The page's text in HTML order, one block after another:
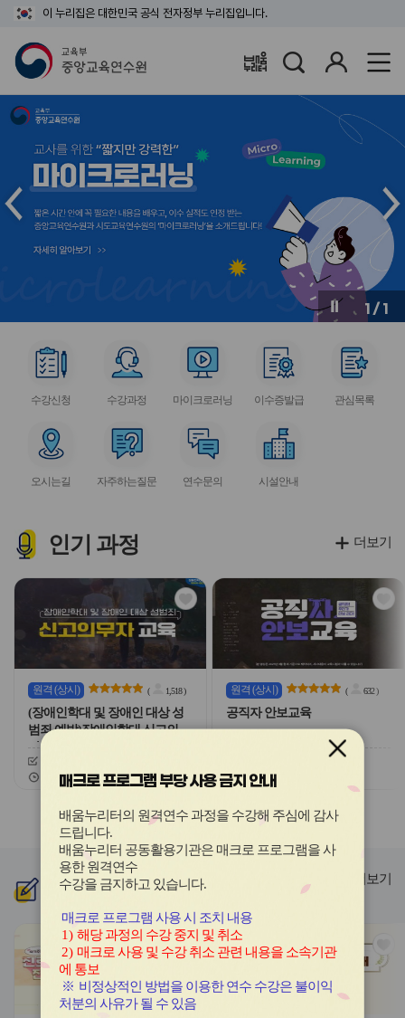
이 누리집은 대한민국 공식 전자정부 누리집입니다.
배움누리터
1 / 1
인
버
메
인
슬
라
드
다
음
버
서
스
이
콘
수강신청
서
스
이
콘
수강과정
서
스
이
콘
마이크로러닝
서
스
이
콘
이수증발급
서
스
관심목록
서
스
콘
오시는길
서
스
콘
자주하는질문
서
스
연수문의
서
스
시설안내
인기 과정
관
심
아
이
콘
원격 (상시) ( 1,518)
(장애인학대 및 장애인 대상 성
범죄 예방)장애인학대 신고의무
자 교육
교육기간
26.03.03 ~ 26.12.20
관
심
원격 (상시) ( 632)
공직자 안보교육
26.02.03 ~ 26.12.20
교육기간
슬
라
이
드
버
튼
이
전
슬
라
이
드
다
음
더보기
신규과정
관
심
이
콘
관
심
아
더보기
매크로 프로그램 부당 사용 금지 안내
배움누리터의 원격연수 과정을 수강해 주심에 감사
드립니다.
배움누리터 공동활용기관은 매크로 프로그램을 사
용한원격연수
수강을 금지하고 있습니다.
매크로 프로그램 사용 시 조치 내용
1) 해당 과정의 수강 중지 및 취소
2) 매크로 사용 및 수강 취소 관련 내용을 소속기관
에 통보
※ 비정상적인 방법을 이용한 연수 수강은 불이익
처분의 사유가 될 수 있음